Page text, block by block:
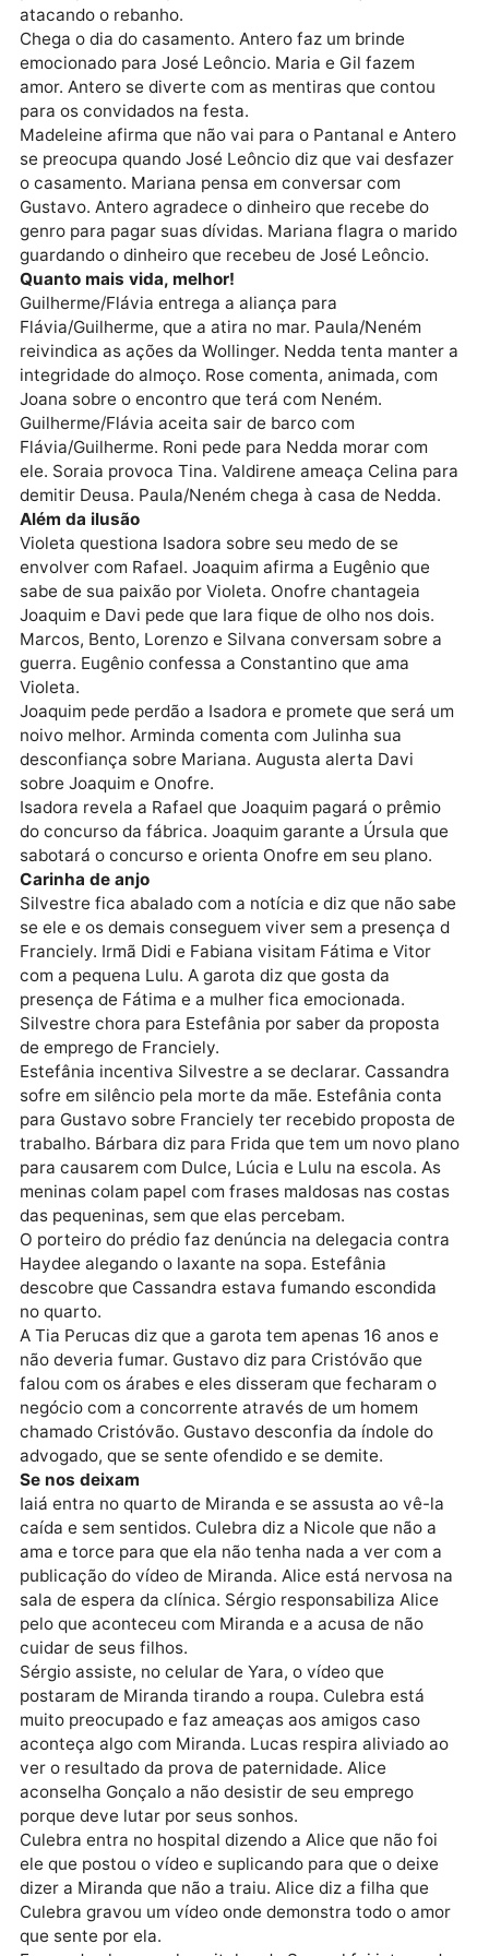
Irma finge não entender o motivo dos ciúmes de
Madeleine. Filó reclama da ausência de José
Madeleine compra roupas para o noivo. Tião e Quim
preocupam com a possibilidade de uma onça estar
atacando o rebanho.
Chega o dia do casamento. Antero faz um brinde
emocionado para José Leôncio. Maria e Gil fazem
amor. Antero se diverte com as mentiras que contou
para os convidados na festa.
Madeleine afirma que não vai para o Pantanal e
se preocupa quando José Leôncio diz que vai
o casamento. Mariana pensa em conversar com
Gustavo. Antero agradece o dinheiro que recebe do
genro para pagar suas dívidas. Mariana flagra o
guardando o dinheiro que recebeu de José Leôncio.
Quanto mais vida, melhor!
Guilherme/Flávia entrega a aliança para
Flávia/Guilherme, que a atira no mar. Paula/Neném
reivindica as ações da Wollinger. Nedda tenta
integridade do almoço. Rose comenta, animada, com
Joana sobre o encontro que terá com Neném.
Guilherme/Flávia aceita sair de barco com
Flávia/Guilherme. Roni pede para Nedda morar com
ele. Soraia provoca Tina. Valdirene ameaça Celina
demitir Deusa. Paula/Neném chega à casa de Nedda.
Além da ilusão
Violeta questiona Isadora sobre seu medo de se
envolver com Rafael. Joaquim afirma a Eugênio que
sabe de sua paixão por Violeta. Onofre chantageia
Joaquim e Davi pede que Iara fique de olho nos dois.
Marcos, Bento, Lorenzo e Silvana conversam sobre
guerra. Eugênio confessa a Constantino que ama
Violeta.
Joaquim pede perdão a Isadora e promete que será
noivo melhor. Arminda comenta com Julinha sua
desconfiança sobre Mariana. Augusta alerta Davi
sobre Joaquim e Onofre.
Isadora revela a Rafael que Joaquim pagará o prêmio
do concurso da fábrica. Joaquim garante a Úrsula
sabotará o concurso e orienta Onofre em seu plano.
Carinha de anjo
Silvestre fica abalado com a notícia e diz que não
se ele e os demais conseguem viver sem a presença
Franciely. Irmã Didi e Fabiana visitam Fátima e Vitor
com a pequena Lulu. A garota diz que gosta da
presença de Fátima e a mulher fica emocionada.
Silvestre chora para Estefânia por saber da proposta
de emprego de Franciely.
Estefânia incentiva Silvestre a se declarar.
sofre em silêncio pela morte da mãe. Estefânia
para Gustavo sobre Franciely ter recebido proposta
trabalho. Bárbara diz para Frida que tem um novo
para causarem com Dulce, Lúcia e Lulu na escola. As
meninas colam papel com frases maldosas nas
das pequeninas, sem que elas percebam.
O porteiro do prédio faz denúncia na delegacia
Haydee alegando o laxante na sopa. Estefânia
descobre que Cassandra estava fumando escondida
no quarto.
A Tia Perucas diz que a garota tem apenas 16 anos e
não deveria fumar. Gustavo diz para Cristóvão que
falou com os árabes e eles disseram que fecharam o
negócio com a concorrente através de um homem
chamado Cristóvão. Gustavo desconfia da índole do
advogado, que se sente ofendido e se demite.
Se nos deixam
Iaiá entra no quarto de Miranda e se assusta ao vê-
caída e sem sentidos. Culebra diz a Nicole que não a
ama e torce para que ela não tenha nada a ver com
publicação do vídeo de Miranda. Alice está nervosa
sala de espera da clínica. Sérgio responsabiliza Alice
pelo que aconteceu com Miranda e a acusa de não
cuidar de seus filhos.